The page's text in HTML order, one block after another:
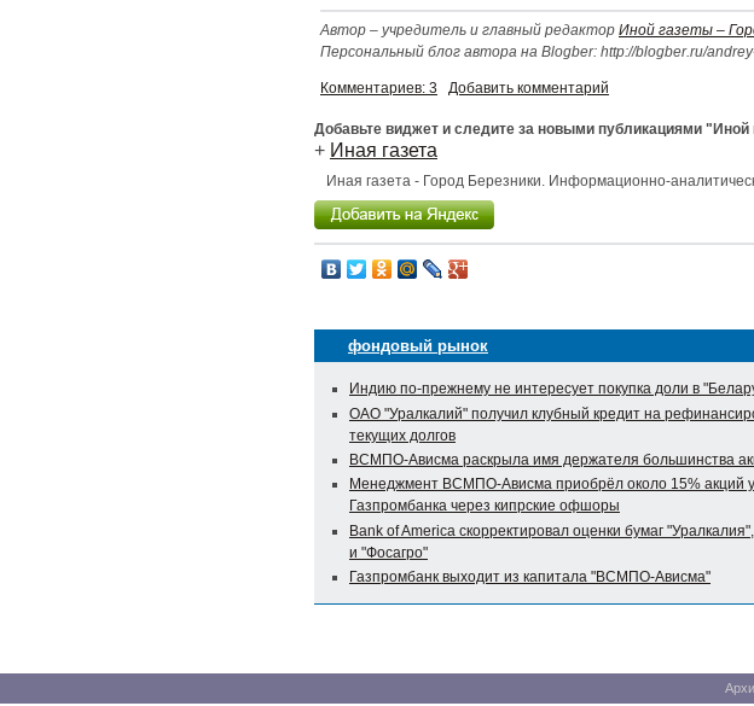
Автор – учредитель и главный редактор Иной газеты –
Персональный блог автора на Blogber: http://blogber.ru/
Комментариев: 3 Добавить комментарий
Добавьте виджет и следите за новыми публикациями "Иной
+ Иная газета
Иная газета - Город Березники. Информационно-
фондовый рынок
Индию по-прежнему не интересует покупка доли в
ОАО "Уралкалий" получил клубный кредит на
текущих долгов
ВСМПО-Ависма раскрыла имя держателя большинства
Менеджмент ВСМПО-Ависма приобрёл около 15% акций у
Газпромбанка через кипрские офшоры
Bank of America скорректировал оценки бумаг
и "Фосагро"
Газпромбанк выходит из капитала "ВСМПО-Ависма"